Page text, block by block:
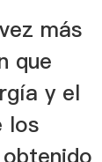
más
que
y el
los